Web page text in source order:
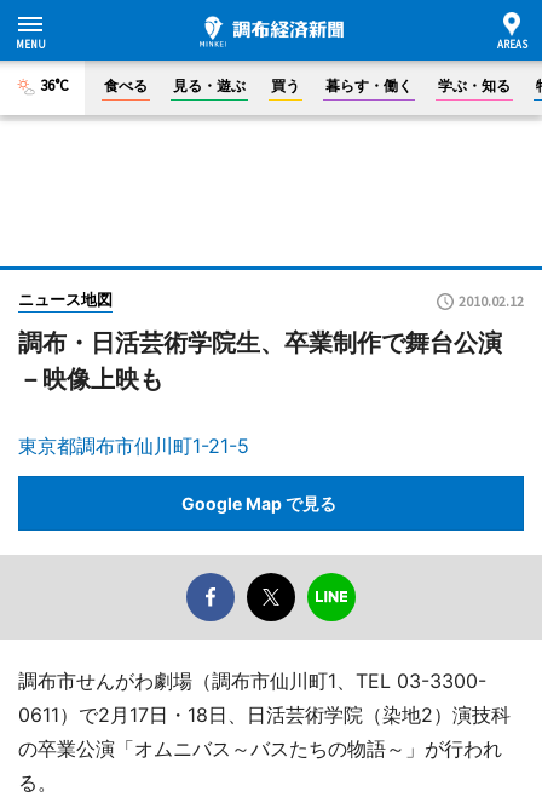
36°C 食べる 見る・遊ぶ 買う 暮らす・働く 学ぶ・知る
ニュース地図 2010.02.12
調布・日活芸術学院生、卒業制作で舞台公演
－映像上映も
東京都調布市仙川町1-21-5
Google Map で見る
調布市せんがわ劇場（調布市仙川町1、TEL 03-3300-
0611）で2月17日・18日、日活芸術学院（染地2）演技科
の卒業公演「オムニバス～バスたちの物語～」が行われ
る。